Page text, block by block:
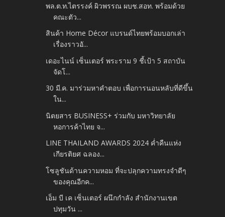
พล.ต.ท.ไตรรงค์ ผิวพรรณ ผบช.สอท. พร้อมด้วย
คณะตัว...
สินค้า Home Décor แบรนด์ไทยพร้อมบอกเล่า
เรื่องราวอั...
เดอะไนน์ เซ็นเตอร์ พระราม 9 ชี้เป้า 5 สถาบัน
จัดโ...
30 มี.ค. มาร่วมหาคำตอบ เพื่อการนอนหลับที่ดีขึ้น
ใน...
นิตยสาร BUSINESS+ ร่วมกับ มหาวิทยาลัย
หอการค้าไทย จ...
LINE THAILAND AWARDS 2024 ค่ำคืนแห่ง
เกียรติยศ ฉลอง...
โซลูชันด้านความหอม ที่จะปลุกความทรงจำดีๆ
ของคุณอีกค...
เอ็ม บี เค เซ็นเตอร์ ผนึกกำลัง สำนักงานเขต
ปทุมวัน ...